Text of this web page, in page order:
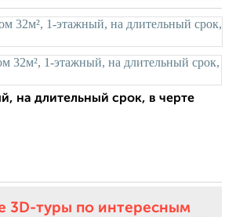
на длительный срок, в черте
3D-туры по интересным